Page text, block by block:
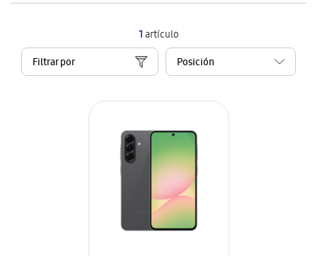
1artículo
Filtrar por